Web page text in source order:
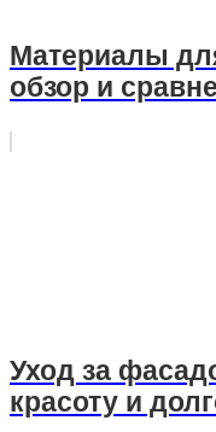
Материалы
обзор и
Уход за
красоту и